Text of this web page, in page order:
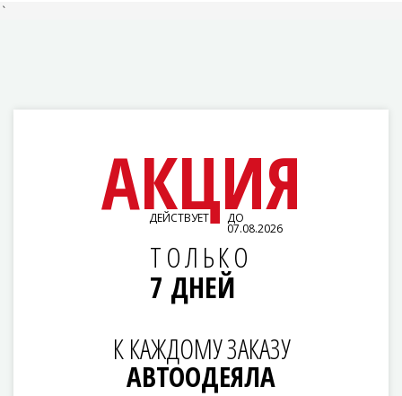
`
АКЦИЯ
ДЕЙСТВУЕТ ДО
07.08.2026
ТОЛЬКО
7 ДНЕЙ
К КАЖДОМУ ЗАКАЗУ
АВТООДЕЯЛА